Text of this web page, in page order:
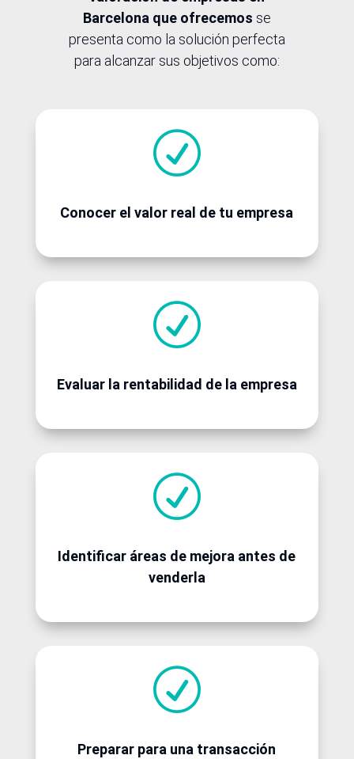
Barcelona que ofrecemos se
presenta como la solución perfecta
para alcanzar sus objetivos como:
R
Conocer el valor real de tu empresa
R
Evaluar la rentabilidad de la empresa
R
Identificar áreas de mejora antes de
venderla
R
Preparar para una transacción